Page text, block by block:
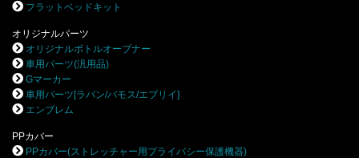
フラットベッドキット
オリジナルパーツ
オリジナルボトルオープナー
車用パーツ(汎用品)
Gマーカー
車用パーツ[ラパン/バモス/エブリイ]
エンブレム
PPカバー
PPカバー(ストレッチャー用プライバシー保護機器)